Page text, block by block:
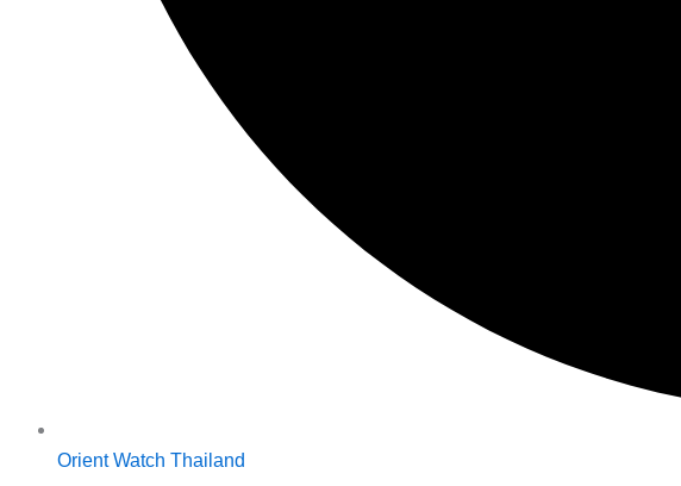
Orient Watch Thailand